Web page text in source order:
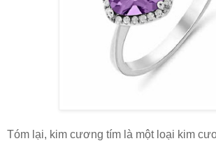
Tóm lại, kim cương tím là một loại kim